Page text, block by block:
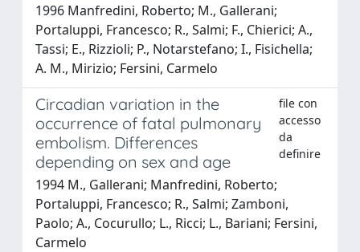
1996 Manfredini, Roberto; M., Gallerani;
Portaluppi, Francesco; R., Salmi; F., Chierici; A.,
Tassi; E., Rizzioli; P., Notarstefano; I., Fisichella;
A. M., Mirizio; Fersini, Carmelo
Circadian variation in the
occurrence of fatal pulmonary
embolism. Differences
depending on sex and age
file con
accesso
da
definire
1994 M., Gallerani; Manfredini, Roberto;
Portaluppi, Francesco; R., Salmi; Zamboni,
Paolo; A., Cocurullo; L., Ricci; L., Bariani; Fersini,
Carmelo